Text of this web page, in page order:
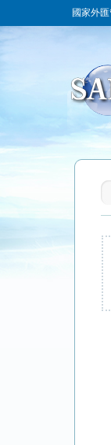
國家外